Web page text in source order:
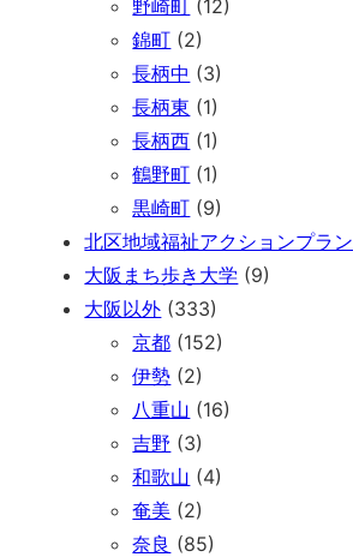
野崎町
(12)
錦町 (2)
長柄中 (3)
長柄東 (1)
長柄西 (1)
鶴野町 (1)
黒崎町 (9)
北区地域福祉アクションプラン
大阪まち歩き大学 (9)
大阪以外 (333)
京都 (152)
伊勢 (2)
八重山 (16)
吉野 (3)
和歌山 (4)
奄美 (2)
奈良 (85)